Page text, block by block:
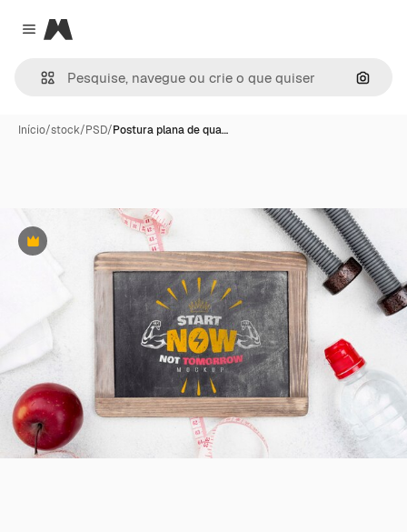
Close menu
Magnific
Início/stock/PSD/Postura plana de qua…
Premium